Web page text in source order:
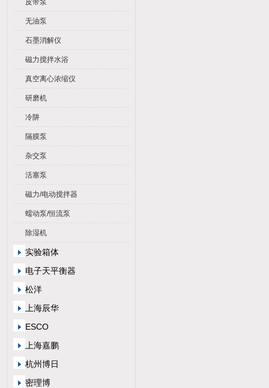
皮带泵
无油泵
石墨消解仪
磁力搅拌水浴
真空离心浓缩仪
研磨机
冷阱
隔膜泵
杂交泵
活塞泵
磁力/电动搅拌器
蠕动泵/恒流泵
除湿机
实验箱体
电子天平衡器
松洋
上海辰华
ESCO
上海嘉鹏
杭州博日
密理博